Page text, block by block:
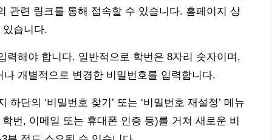
관련 링크를 통해 접속할 수 있습니다. 홈페이지 상
습니다.
력해야 합니다. 일반적으로 학번은 8자리 숫자이며,
개별적으로 변경한 비밀번호를 입력합니다.
단의 ‘비밀번호 찾기’ 또는 ‘비밀번호 재설정’ 메뉴
번, 이메일 또는 휴대폰 인증 등)를 거쳐 새로운 비